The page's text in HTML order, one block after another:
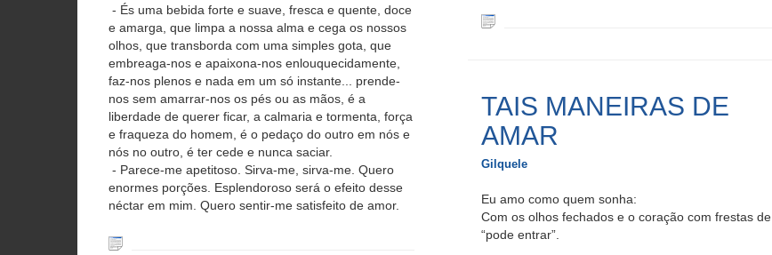
- És uma bebida forte e suave, fresca e quente, doce
e amarga, que limpa a nossa alma e cega os nossos
olhos, que transborda com uma simples gota, que
embreaga-nos e apaixona-nos enlouquecidamente,
faz-nos plenos e nada em um só instante... prende-
nos sem amarrar-nos os pés ou as mãos, é a
liberdade de querer ficar, a calmaria e tormenta, força
e fraqueza do homem, é o pedaço do outro em nós e
nós no outro, é ter cede e nunca saciar.
- Parece-me apetitoso. Sirva-me, sirva-me. Quero
enormes porções. Esplendoroso será o efeito desse
néctar em mim. Quero sentir-me satisfeito de amor.
TAIS MANEIRAS DE
AMAR
Gilquele
Eu amo como quem sonha:
Com os olhos fechados e o coração com frestas de
“pode entrar”.